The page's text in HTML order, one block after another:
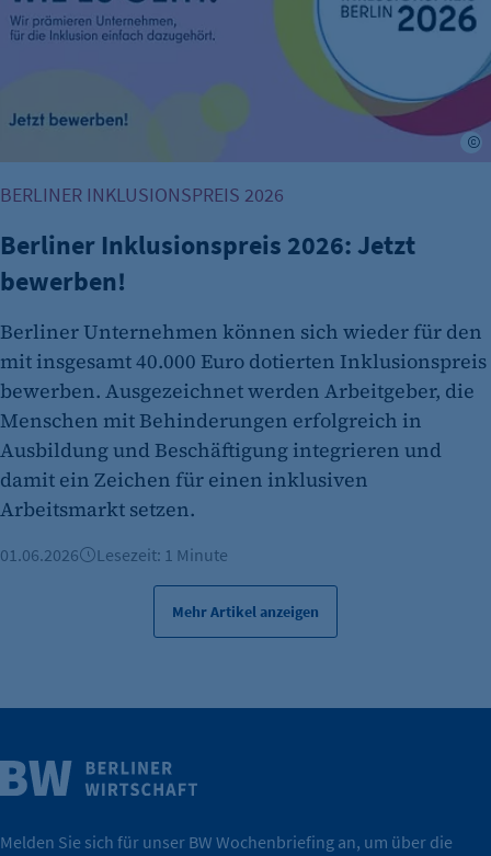
Wirtschaft.
Weitere Infos
BERLINER INKLUSIONSPREIS 2026
Berliner Inklusionspreis 2026: Jetzt
bewerben!
Berliner Unternehmen können sich wieder für den
mit insgesamt 40.000 Euro dotierten Inklusionspreis
bewerben. Ausgezeichnet werden Arbeitgeber, die
Menschen mit Behinderungen erfolgreich in
Ausbildung und Beschäftigung integrieren und
damit ein Zeichen für einen inklusiven
Arbeitsmarkt setzen.
01.06.2026 Lesezeit: 1 Minute
Mehr Artikel anzeigen
Melden Sie sich für unser BW Wochenbriefing an, um über die